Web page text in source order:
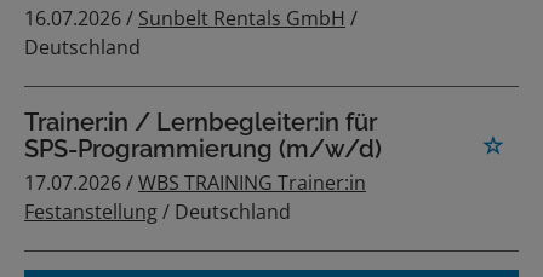
16.07.2026 / Sunbelt Rentals GmbH /
Deutschland
Trainer:in / Lernbegleiter:in für
SPS-Programmierung (m/w/d)
17.07.2026 /WBS TRAINING Trainer:in
Festanstellung/ Deutschland